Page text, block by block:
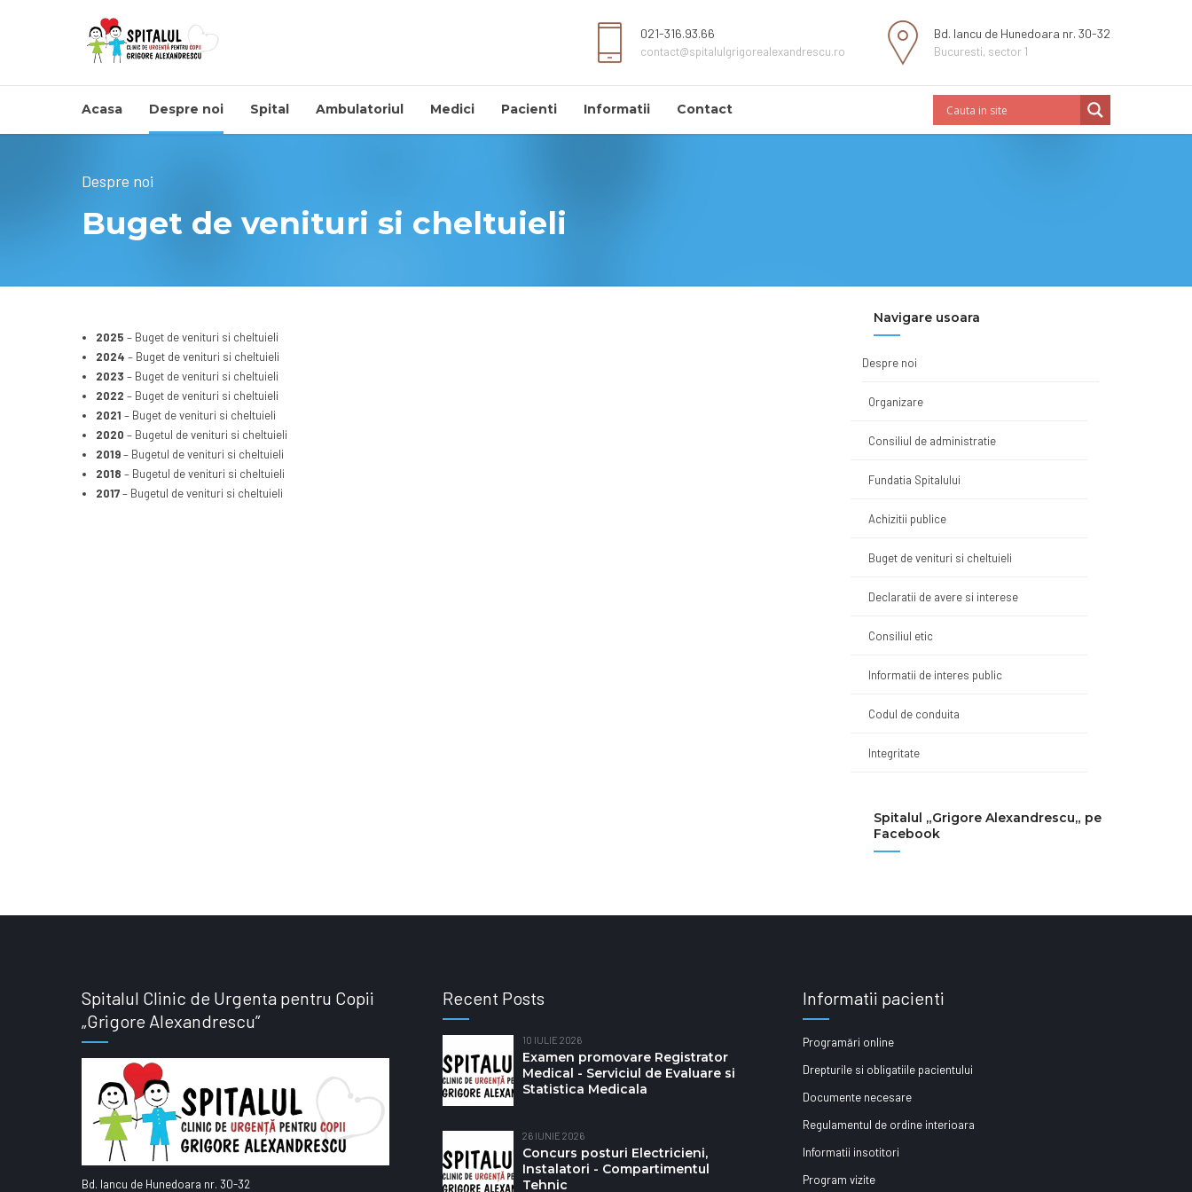
021-316.93.66
contact@spitalulgrigorealexandrescu.ro
Bd. Iancu de Hunedoara nr. 30-32
Bucuresti, sector 1
Acasa Despre noi Spital Ambulatoriul Medici Pacienti Informatii Contact
Despre noi
Buget de venituri si cheltuieli
2025 – Buget de venituri si cheltuieli
2024 – Buget de venituri si cheltuieli
2023 – Buget de venituri si cheltuieli
2022 – Buget de venituri si cheltuieli
2021 – Buget de venituri si cheltuieli
2020 – Bugetul de venituri si cheltuieli
2019– Bugetul de venituri si cheltuieli
2018 – Bugetul de venituri si cheltuieli
2017– Bugetul de venituri si cheltuieli
Navigare usoara
Despre noi
Organizare
Consiliul de administratie
Fundatia Spitalului
Achizitii publice
Buget de venituri si cheltuieli
Declaratii de avere si interese
Consiliul etic
Informatii de interes public
Codul de conduita
Integritate
Spitalul „Grigore Alexandrescu„ pe
Facebook
Spitalul Clinic de Urgenta pentru Copii
„Grigore Alexandrescu”
Bd. Iancu de Hunedoara nr. 30-32
Recent Posts
10 IULIE 2026
Examen promovare Registrator
Medical - Serviciul de Evaluare si
Statistica Medicala
26 IUNIE 2026
Concurs posturi Electricieni,
Instalatori - Compartimentul
Tehnic
Informatii pacienti
Programări online
Drepturile si obligatiile pacientului
Documente necesare
Regulamentul de ordine interioara
Informatii insotitori
Program vizite